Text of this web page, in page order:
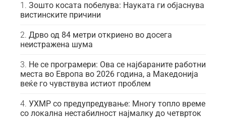
Зошто косата побелува: Науката ги објаснува
вистинските причини
Дрво од 84 метри откриено во досега
неистражена шума
Не се програмери: Ова се најбараните работни
места во Европа во 2026 година, а Македонија
веќе го чувствува истиот проблем
УХМР со предупредување: Многу топло време
со локална нестабилност најмалку до четврток